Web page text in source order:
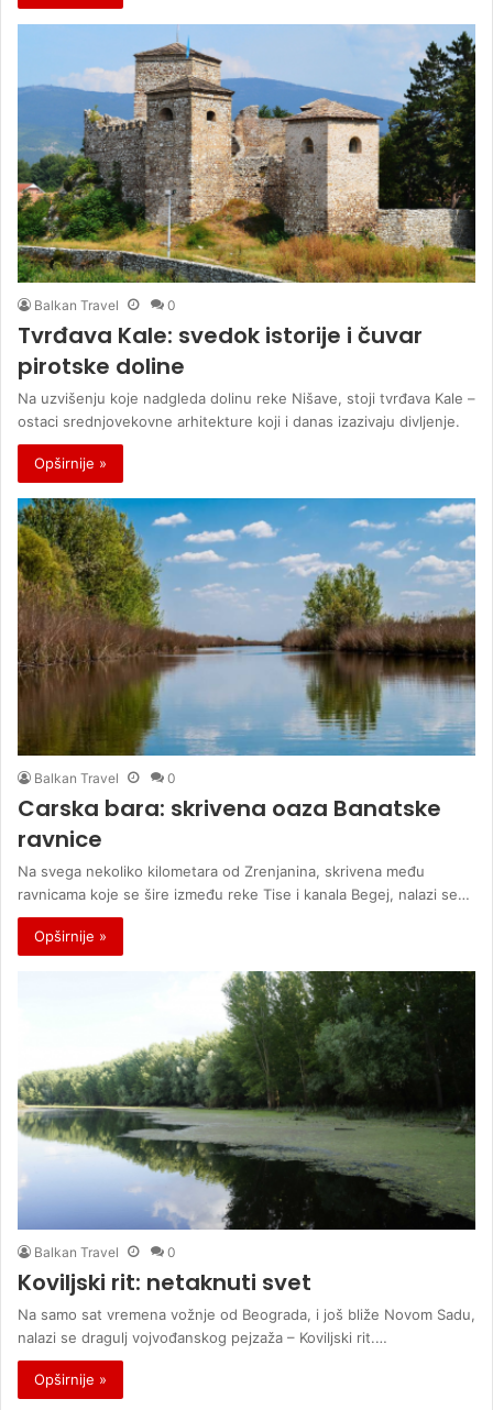
Balkan Travel 0
Tvrđava Kale: svedok istorije i čuvar
pirotske doline
Na uzvišenju koje nadgleda dolinu reke Nišave, stoji tvrđava Kale –
ostaci srednjovekovne arhitekture koji i danas izazivaju divljenje.
Opširnije »
Balkan Travel 0
Carska bara: skrivena oaza Banatske
ravnice
Na svega nekoliko kilometara od Zrenjanina, skrivena među
ravnicama koje se šire između reke Tise i kanala Begej, nalazi se…
Opširnije »
Balkan Travel 0
Koviljski rit: netaknuti svet
Na samo sat vremena vožnje od Beograda, i još bliže Novom Sadu,
nalazi se dragulj vojvođanskog pejzaža – Koviljski rit.…
Opširnije »